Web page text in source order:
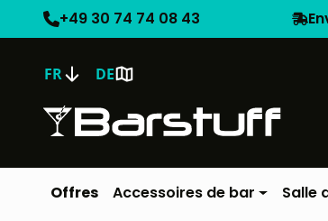
+49 30 74 74 08 43
FR DE
Offres Accessoires de bar Salle